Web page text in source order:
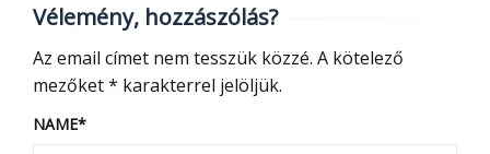
Vélemény, hozzászólás?
Az email címet nem tesszük közzé. A kötelező
mezőket* karakterrel jelöljük.
NAME*